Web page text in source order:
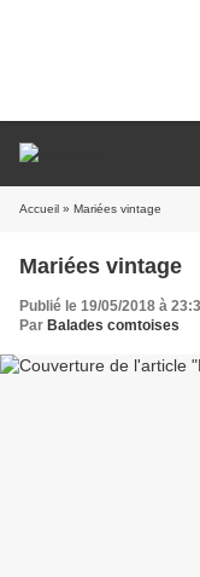
Accueil » Mariées vintage
Mariées vintage
Publié le 19/05/2018 à
Par Balades comtoises